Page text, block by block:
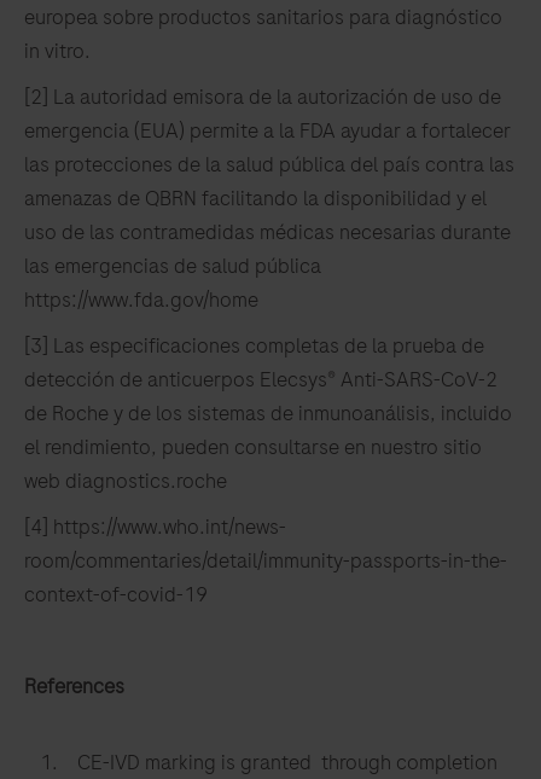
europea sobre productos sanitarios para diagnóstico
in vitro.
[2] La autoridad emisora de la autorización de uso de
emergencia (EUA) permite a la FDA ayudar a fortalecer
las protecciones de la salud pública del país contra las
amenazas de QBRN facilitando la disponibilidad y el
uso de las contramedidas médicas necesarias durante
las emergencias de salud pública
https://www.fda.gov/home
[3] Las especificaciones completas de la prueba de
detección de anticuerpos Elecsys® Anti-SARS-CoV-2
de Roche y de los sistemas de inmunoanálisis, incluido
el rendimiento, pueden consultarse en nuestro sitio
web diagnostics.roche
[4] https://www.who.int/news-
room/commentaries/detail/immunity-passports-in-the-
context-of-covid-19
References
CE-IVD marking is granted through completion